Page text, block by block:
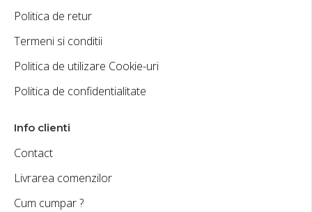
Politica de retur
Termeni si conditii
Politica de utilizare Cookie-uri
Politica de confidentialitate
Info clienti
Contact
Livrarea comenzilor
Cum cumpar ?